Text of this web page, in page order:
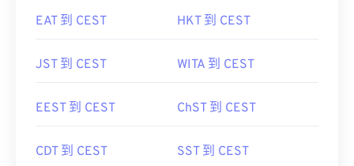
EAT 到 CEST HKT 到 CEST
JST 到 CEST WITA 到 CEST
EEST 到 CEST ChST 到 CEST
CDT 到 CEST SST 到 CEST